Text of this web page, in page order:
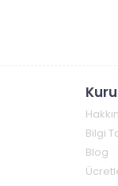
Bilgi
Blog